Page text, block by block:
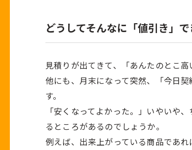
どうしてそんなに「値引き」
見積りが出てきて、「あんたのとこ
他にも、月末になって突然、「今日
す。
「安くなってよかった。」いやいや
るところがあるのでしょうか。
例えば、出来上がっている商品であ